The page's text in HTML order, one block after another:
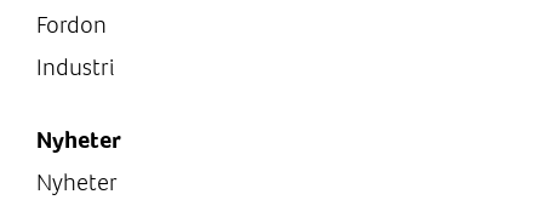
Fordon
Industri
Nyheter
Nyheter